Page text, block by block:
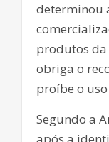
determinou
produtos
obriga o
proíbe o
Segundo a